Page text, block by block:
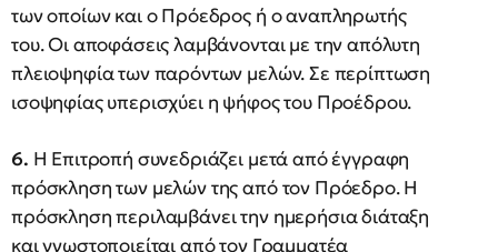
των οποίων και ο Πρόεδρος ή ο αναπληρωτής
του. Οι αποφάσεις λαμβάνονται με την απόλυτη
πλειοψηφία των παρόντων μελών. Σε περίπτωση
ισοψηφίας υπερισχύει η ψήφος του Προέδρου.
6. Η Επιτροπή συνεδριάζει μετά από έγγραφη
πρόσκληση των μελών της από τον Πρόεδρο. Η
πρόσκληση περιλαμβάνει την ημερήσια διάταξη
και γνωστοποιείται από τον Γραμματέα